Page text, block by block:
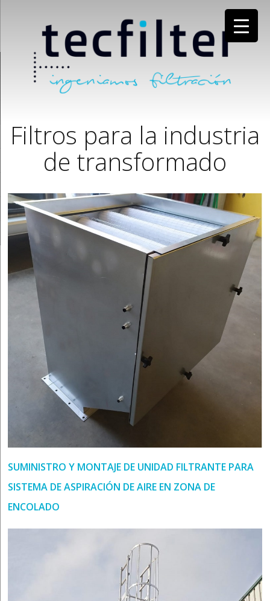
Filtros para la industria
de transformado
SUMINISTRO Y MONTAJE DE UNIDAD FILTRANTE PARA
SISTEMA DE ASPIRACIÓN DE AIRE EN ZONA DE
ENCOLADO